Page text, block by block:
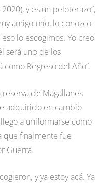
y es un peloterazo”,
amigo mío, lo conozco
lo escogimos. Yo creo
será uno de los
Regreso del Año”.
de Magallanes
adquirido en cambio
a uniformarse como
que finalmente fue
Guerra.
y ya estoy acá. Ya